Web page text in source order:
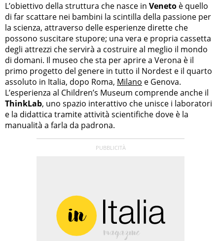
L’obiettivo della struttura che nasce in Veneto è quello
di far scattare nei bambini la scintilla della passione per
la scienza, attraverso delle esperienze dirette che
possono suscitare stupore; una vera e propria cassetta
degli attrezzi che servirà a costruire al meglio il mondo
di domani. Il museo che sta per aprire a Verona è il
primo progetto del genere in tutto il Nordest e il quarto
assoluto in Italia, dopo Roma, Milano e Genova.
L’esperienza al Children’s Museum comprende anche il
ThinkLab, uno spazio interattivo che unisce i laboratori
e la didattica tramite attività scientifiche dove è la
manualità a farla da padrona.